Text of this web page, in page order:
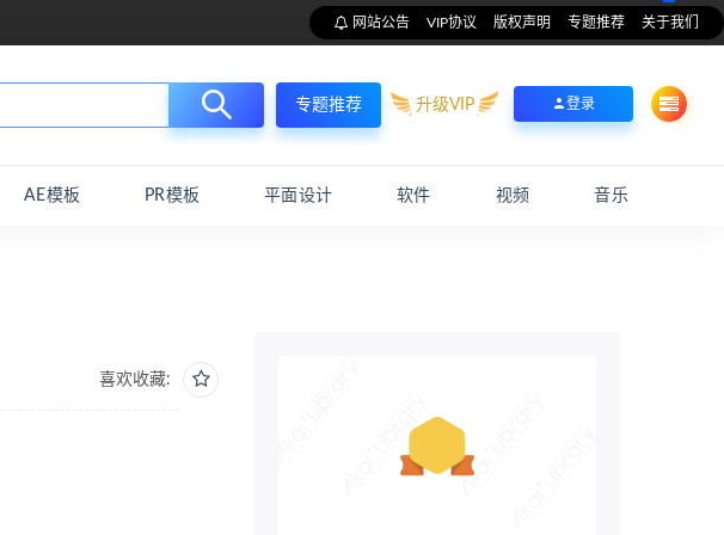
网站公告 VIP协议 版权声明 专题推荐 关于我们
专题推荐 升级VIP 登录
AE模板 PR模板 平面设计 软件 视频 音乐
喜欢收藏: